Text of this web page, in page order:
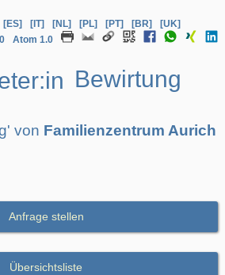
[ES] [IT] [NL] [PL] [PT] [BR]
[UK]
Atom 1.0
Bewirtung
von Familienzentrum Aurich
Anfrage stellen
Übersichtsliste